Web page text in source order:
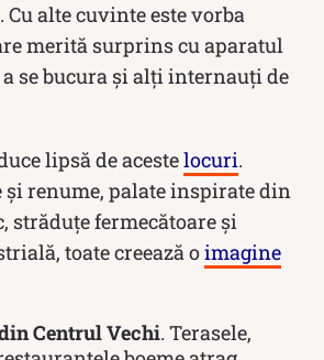
Cu alte cuvinte este vorba
merită surprins cu aparatul
se bucura și alți internauți de
lipsă de acestelocuri.
renume, palate inspirate din
străduțe fermecătoare și
toate creează oimagine
Centrul Vechi. Terasele,